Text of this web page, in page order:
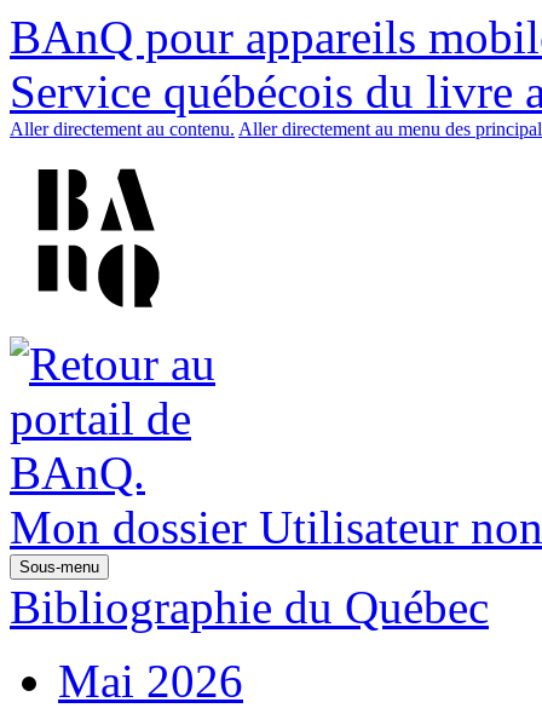
BAnQ pour appareils
Service québécois du livre
Aller directement au contenu. Aller directement au menu des
Mon dossier Utilisateur
Sous-menu
Bibliographie du Québec
Mai 2026